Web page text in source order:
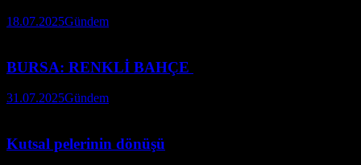
18.07.2025Gündem
BURSA: RENKLİ BAHÇE
31.07.2025Gündem
Kutsal pelerinin dönüşü